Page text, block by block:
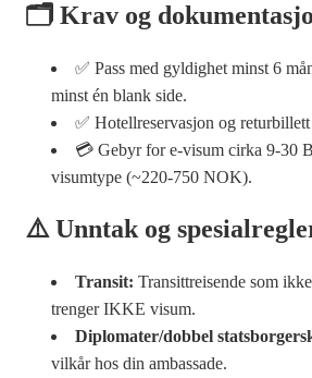
🗂 Krav og
✅ Pass med gyldighet minst 6
minst én blank side.
✅ Hotellreservasjon og
💳 Gebyr for e-visum cirka 9-30
visumtype (~220-750 NOK).
⚠️ Unntak og
Transit: Transittreisende som
trenger IKKE visum.
Diplomater/dobbel
vilkår hos din ambassade.